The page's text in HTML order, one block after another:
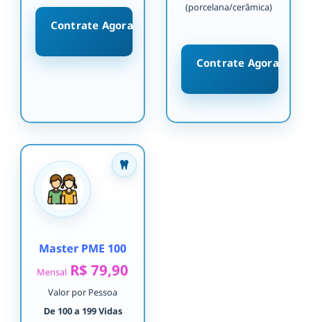
Contrate Agora
(porcelana/cerâmica)
Contrate Agora
Master PME 100
Mensal R$ 79,90
Valor por Pessoa
De 100 a 199 Vidas